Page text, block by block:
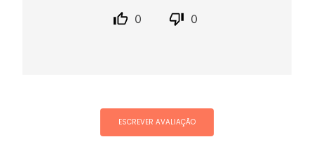
0 0
ESCREVER AVALIAÇÃO